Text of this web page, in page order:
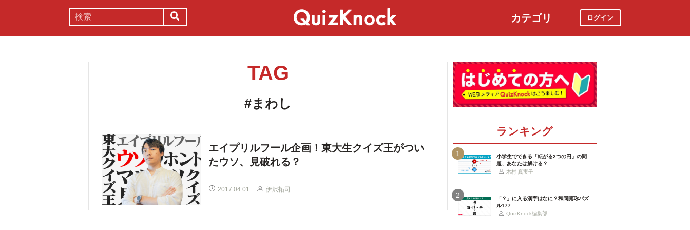
カテゴリ ログイン
TAG
#まわし
エイプリルフール企画！東大生クイズ王がつい
たウソ、見破れる？
2017.04.01 伊沢拓司
ランキング
1
小学生でできる「転がる2つの円」の問
題、あなたは解ける？
木村 真実子
2
「？」に入る漢字はなに？和同開珎パズ
ル177
QuizKnock編集部